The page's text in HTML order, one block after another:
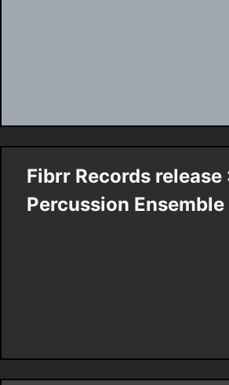
Fibrr Records release
Percussion Ensemble